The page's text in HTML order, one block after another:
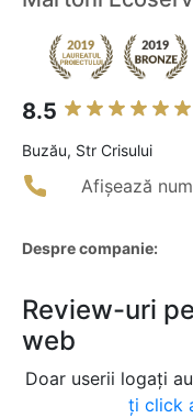
8.5
Buzău, Str Crisului
Afișează
Despre companie:
Review-uri
web
Doar userii logați
ți click